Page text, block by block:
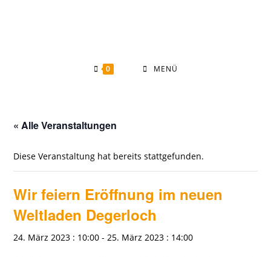
0 MENÜ
« Alle Veranstaltungen
Diese Veranstaltung hat bereits stattgefunden.
Wir feiern Eröffnung im neuen
Weltladen Degerloch
24. März 2023 : 10:00 -25. März 2023 : 14:00